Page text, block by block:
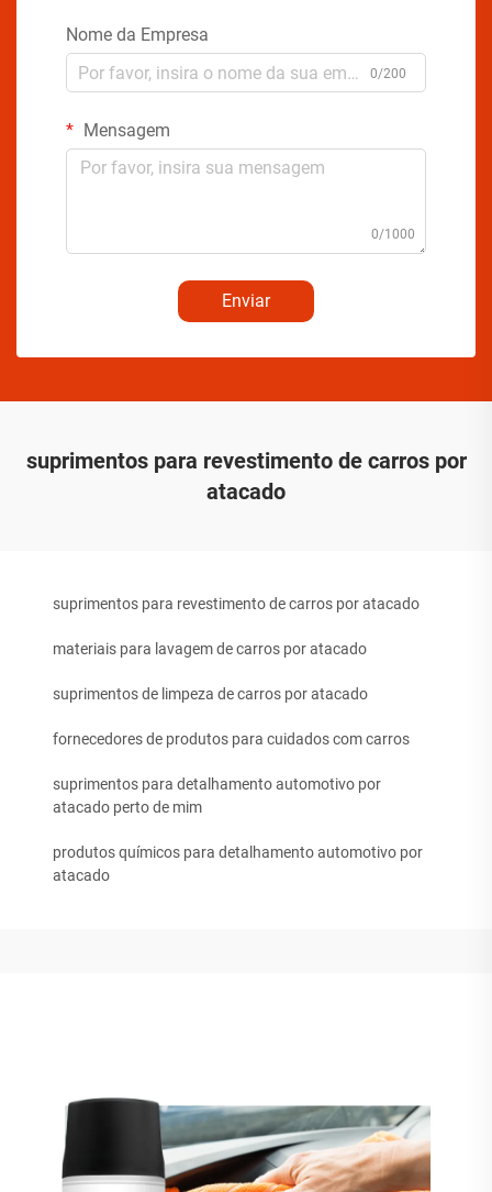
Nome da Empresa
0/200
Mensagem
0/1000
Enviar
suprimentos para revestimento de carros por
atacado
suprimentos para revestimento de carros por atacado
materiais para lavagem de carros por atacado
suprimentos de limpeza de carros por atacado
fornecedores de produtos para cuidados com carros
suprimentos para detalhamento automotivo por
atacado perto de mim
produtos químicos para detalhamento automotivo por
atacado